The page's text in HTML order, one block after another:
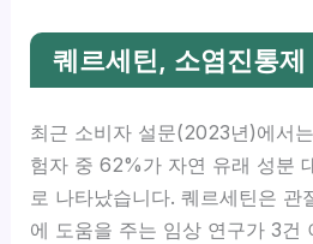
퀘르세틴, 소염진통
최근 소비자 설문(2023년)에서
험자 중 62%가 자연 유래 성분
로 나타났습니다. 퀘르세틴은
에 도움을 주는 임상 연구가 3건